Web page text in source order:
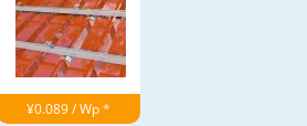
¥0.089 / Wp *